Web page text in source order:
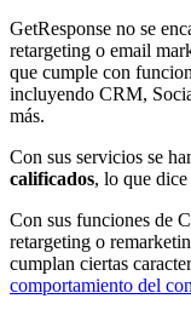
GetResponse no se
retargeting o email
que cumple con
incluyendo CRM,
más.
Con sus servicios se
calificados, lo que
Con sus funciones de
retargeting o
cumplan ciertas
comportamiento del